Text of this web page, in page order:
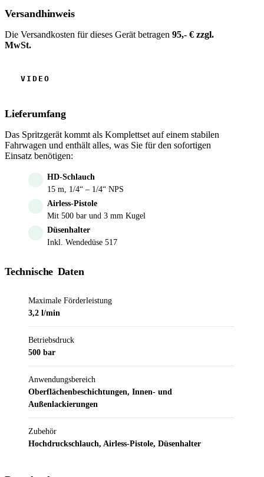
Versandhinweis
Die Versandkosten für dieses Gerät betragen 95,- € zzgl.
MwSt.
Lieferumfang
Das Spritzgerät kommt als Komplettset auf einem stabilen
Fahrwagen und enthält alles, was Sie für den sofortigen
Einsatz benötigen:
HD-Schlauch
15 m, 1/4“ – 1/4“ NPS
Airless-Pistole
Mit 500 bar und 3 mm Kugel
Düsenhalter
Inkl. Wendedüse 517
Technische Daten
Maximale Förderleistung
3,2 l/min
Betriebsdruck
500 bar
Anwendungsbereich
Oberflächenbeschichtungen, Innen- und
Außenlackierungen
Zubehör
Hochdruckschlauch, Airless-Pistole, Düsenhalter